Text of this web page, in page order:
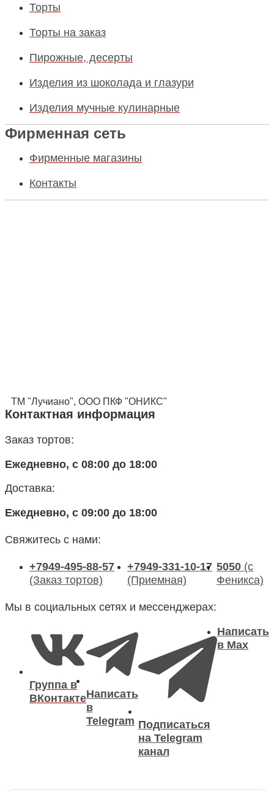
Торты
Торты на заказ
Пирожные, десерты
Изделия из шоколада и глазури
Изделия мучные кулинарные
Фирменная сеть
Фирменные магазины
Контакты
ТМ "Лучиано", ООО ПКФ "ОНИКС"
Контактная информация
Заказ тортов:
Ежедневно, с 08:00 до 18:00
Доставка:
Ежедневно, с 09:00 до 18:00
Свяжитесь с нами:
+7949-495-88-57
(Заказ тортов)
+7949-331-10-17
(Приемная)
5050 (с
Феникса)
Мы в социальных сетях и мессенджерах:
Группа в
ВКонтактеНаписать
в
Telegram Подписаться
на Telegram
канал
Написать
в Max